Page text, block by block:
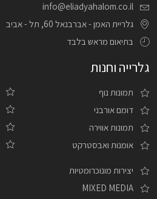
info@eliadyahalom.co.il
גלריית האמן - אברבנאל 60, תל - אביב
בתיאום מראש בלבד
גלרייה וחנות
תמונות נוף
דומם אורבני
תמונות אווירה
אומנות ואבסטרקט
יצירות מונוכרומטיות
MIXED MEDIA